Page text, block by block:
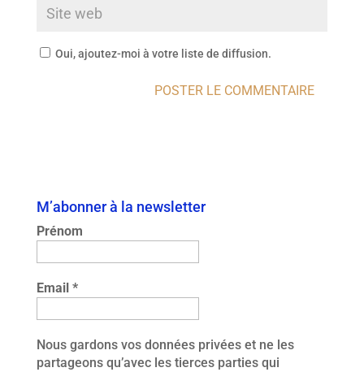
Oui, ajoutez-moi à votre liste de diffusion.
M’abonner à la newsletter
Prénom
Email *
Nous gardons vos données privées et ne les
partageons qu’avec les tierces parties qui